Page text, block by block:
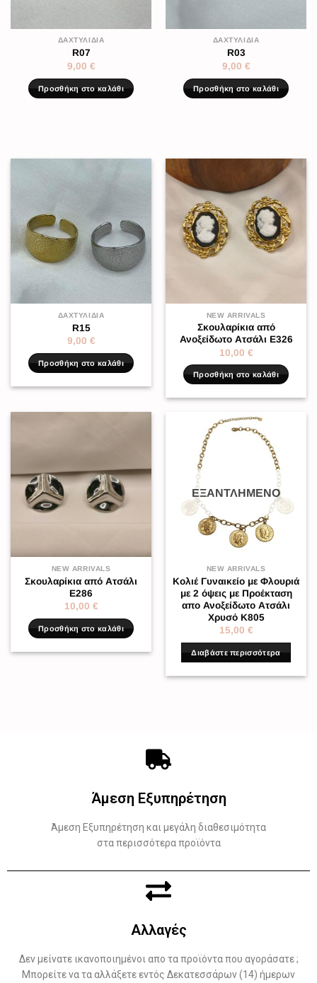
ΔΑΧΤΥΛΊΔΙΑ
R07
9,00 €
Προσθήκη στο καλάθι
ΔΑΧΤΥΛΊΔΙΑ
R03
9,00 €
Προσθήκη στο καλάθι
ΔΑΧΤΥΛΊΔΙΑ
R15
9,00 €
Προσθήκη στο καλάθι
NEW ARRIVALS
Σκουλαρίκια από
Ανοξείδωτο Ατσάλι Ε326
10,00 €
Προσθήκη στο καλάθι
NEW ARRIVALS
Σκουλαρίκια από Ατσάλι
Ε286
10,00 €
Προσθήκη στο καλάθι
ΕΞΑΝΤΛΗΜΈΝΟ
NEW ARRIVALS
Κολιέ Γυναικείο με Φλουριά
με 2 όψεις με Προέκταση
απο Ανοξείδωτο Ατσάλι
Χρυσό K805
15,00 €
Διαβάστε περισσότερα
Άμεση Εξυπηρέτηση
Άμεση Εξυπηρέτηση και μεγάλη διαθεσιμότητα
στα περισσότερα προϊόντα
Αλλαγές
Δεν μείνατε ικανοποιημένοι απο τα προϊόντα που αγοράσατε ;
Μπορείτε να τα αλλάξετε εντός Δεκατεσσάρων (14) ήμερων